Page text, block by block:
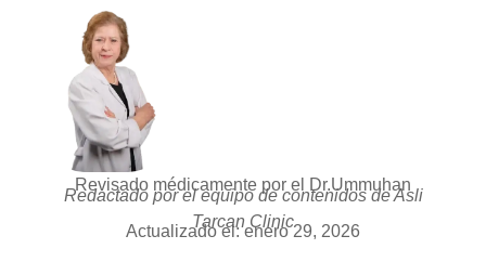
Revisado médicamente por el Dr.Ummuhan
Redactado por el equipo de contenidos de Asli
Tarcan Clinic
Actualizado el: enero 29, 2026